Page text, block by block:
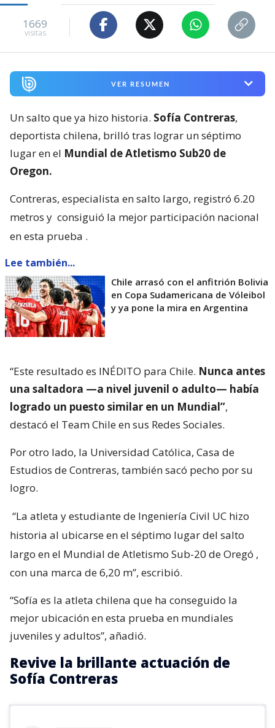
1669
visitas
VER RESUMEN
Un salto que ya hizo historia. Sofía Contreras,
deportista chilena, brilló tras lograr un séptimo
lugar en el Mundial de Atletismo Sub20 de
Oregon.
Contreras, especialista en salto largo, registró 6.20
metros y consiguió la mejor participación nacional
en esta prueba .
Lee también...
Chile arrasó con el anfitrión Bolivia
en Copa Sudamericana de Vóleibol
y ya pone la mira en Argentina
“Este resultado es INÉDITO para Chile. Nunca antes
una saltadora —a nivel juvenil o adulto— había
logrado un puesto similar en un Mundial”,
destacó el Team Chile en sus Redes Sociales.
Por otro lado, la Universidad Católica, Casa de
Estudios de Contreras, también sacó pecho por su
logro.
“La atleta y estudiante de Ingeniería Civil UC hizo
historia al ubicarse en el séptimo lugar del salto
largo en el Mundial de Atletismo Sub-20 de Oregó ,
con una marca de 6,20 m”, escribió.
“Sofía es la atleta chilena que ha conseguido la
mejor ubicación en esta prueba en mundiales
juveniles y adultos”, añadió.
Revive la brillante actuación de
Sofía Contreras